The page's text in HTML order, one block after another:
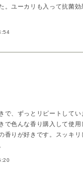
。ユーカリも入って抗菌効
で、ずっとリピートしてい
で色んな香り購入して使
香りが好きです。スッキ